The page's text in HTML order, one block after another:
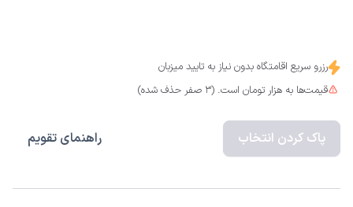
رزرو سریع اقامتگاه بدون نیاز به تایید میزبان
قیمت‌ها به هزار تومان است. (3 صفر حذف شده)
پاک کردن انتخاب راهنمای تقویم